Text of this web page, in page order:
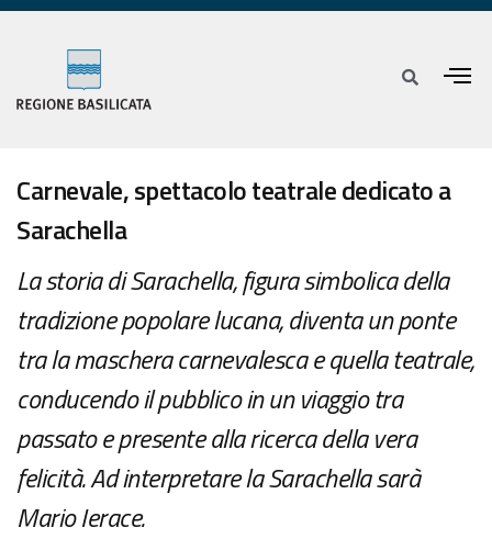
Carnevale, spettacolo teatrale dedicato a
Sarachella
La storia di Sarachella, figura simbolica della
tradizione popolare lucana, diventa un ponte
tra la maschera carnevalesca e quella teatrale,
conducendo il pubblico in un viaggio tra
passato e presente alla ricerca della vera
felicità. Ad interpretare la Sarachella sarà
Mario Ierace.